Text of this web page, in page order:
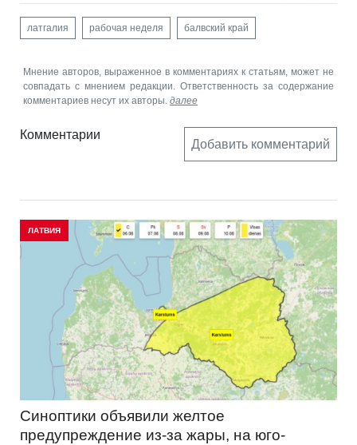
латгалия рабочая неделя балвский край
Мнение авторов, выраженное в комментариях к статьям, может не
совпадать с мнением редакции. Ответственность за содержание
комментариев несут их авторы. далее
Комментарии
Добавить комментарий
ЛАТВИЯ
Синоптики объявили желтое
предупреждение из-за жары, на юго-